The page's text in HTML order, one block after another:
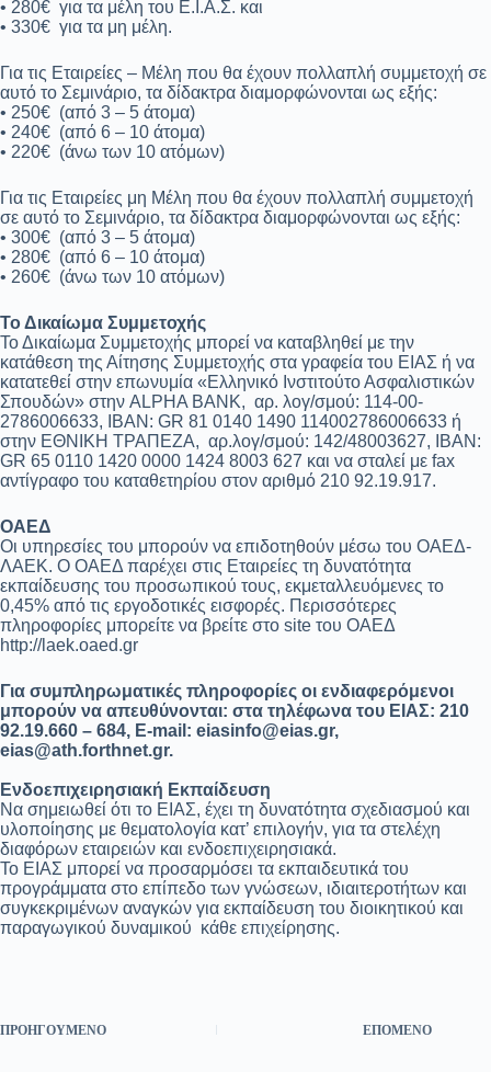
• 280€ για τα μέλη του Ε.Ι.Α.Σ. και
• 330€ για τα μη μέλη.
Για τις Εταιρείες – Μέλη που θα έχουν πολλαπλή συμμετοχή σε
αυτό το Σεμινάριο, τα δίδακτρα διαμορφώνονται ως εξής:
• 250€ (από 3 – 5 άτομα)
• 240€ (από 6 – 10 άτομα)
• 220€ (άνω των 10 ατόμων)
Για τις Εταιρείες μη Μέλη που θα έχουν πολλαπλή συμμετοχή
σε αυτό το Σεμινάριο, τα δίδακτρα διαμορφώνονται ως εξής:
• 300€ (από 3 – 5 άτομα)
• 280€ (από 6 – 10 άτομα)
• 260€ (άνω των 10 ατόμων)
Το Δικαίωμα Συμμετοχής
Το Δικαίωμα Συμμετοχής μπορεί να καταβληθεί με την
κατάθεση της Αίτησης Συμμετοχής στα γραφεία του ΕΙΑΣ ή να
κατατεθεί στην επωνυμία «Ελληνικό Ινστιτούτο Ασφαλιστικών
Σπουδών» στην ALPHA BANK, αρ. λογ/σμού: 114-00-
2786006633, IBAN: GR 81 0140 1490 114002786006633 ή
στην ΕΘΝΙΚΗ ΤΡΑΠΕΖΑ, αρ.λογ/σμού: 142/48003627, IBAN:
GR 65 0110 1420 0000 1424 8003 627 και να σταλεί με fax
αντίγραφο του καταθετηρίου στον αριθμό 210 92.19.917.
ΟΑΕΔ
Οι υπηρεσίες του μπορούν να επιδοτηθούν μέσω του ΟΑΕΔ-
ΛΑΕΚ. Ο ΟΑΕΔ παρέχει στις Εταιρείες τη δυνατότητα
εκπαίδευσης του προσωπικού τους, εκμεταλλευόμενες το
0,45% από τις εργοδοτικές εισφορές. Περισσότερες
πληροφορίες μπορείτε να βρείτε στο site του ΟΑΕΔ
http://laek.oaed.gr
Για συμπληρωματικές πληροφορίες οι ενδιαφερόμενοι
μπορούν να απευθύνονται: στα τηλέφωνα του ΕΙΑΣ: 210
92.19.660 – 684, E-mail: eiasinfo@eias.gr,
eias@ath.forthnet.gr.
Ενδοεπιχειρησιακή Εκπαίδευση
Να σημειωθεί ότι το ΕΙΑΣ, έχει τη δυνατότητα σχεδιασμού και
υλοποίησης με θεματολογία κατ’ επιλογήν, για τα στελέχη
διαφόρων εταιρειών και ενδοεπιχειρησιακά.
Το ΕΙΑΣ μπορεί να προσαρμόσει τα εκπαιδευτικά του
προγράμματα στο επίπεδο των γνώσεων, ιδιαιτεροτήτων και
συγκεκριμένων αναγκών για εκπαίδευση του διοικητικού και
παραγωγικού δυναμικού κάθε επιχείρησης.
ΠΡΟΗΓΟΎΜΕΝΟ ΕΠΌΜΕΝΟ